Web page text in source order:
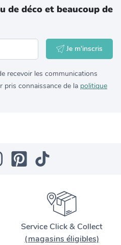
de déco et beaucoup de
Je m'inscris
recevoir les communications
pris connaissance de la politique
Service Click & Collect
(magasins éligibles)